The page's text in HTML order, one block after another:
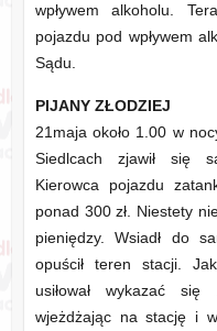
wpływem alkoholu.
pojazdu pod wpływem
Sądu.
PIJANY ZŁODZIEJ
21maja około 1.00 w
Siedlcach zjawił się
Kierowca pojazdu
ponad 300 zł. Niestety
pieniędzy. Wsiadł do
opuścił teren stacji.
usiłował wykazać się
wjeżdżając na stację i